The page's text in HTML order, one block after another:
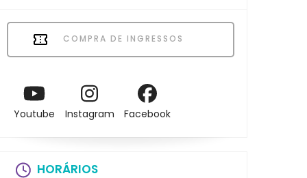
COMPRA DE INGRESSOS
Youtube Instagram Facebook
HORÁRIOS